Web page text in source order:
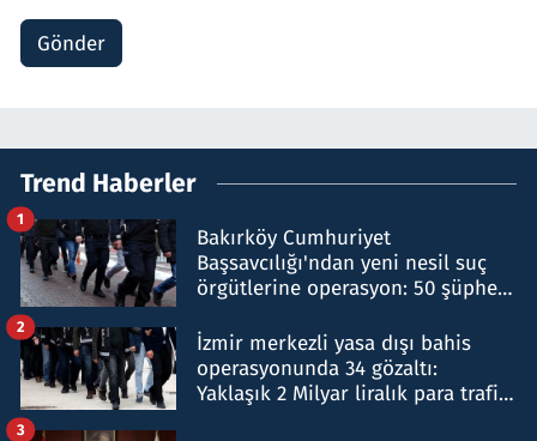
Gönder
Trend Haberler
Bakırköy Cumhuriyet
Başsavcılığı'ndan yeni nesil suç
örgütlerine operasyon: 50 şüpheli
1
İzmir merkezli yasa dışı bahis
operasyonunda 34 gözaltı:
Yaklaşık 2 Milyar liralık para trafiği
2
3